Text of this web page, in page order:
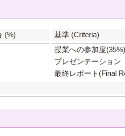
(%)
基準 (Criteria)
授業への参加度(35%)
プレゼンテーション
最終レポート(Final